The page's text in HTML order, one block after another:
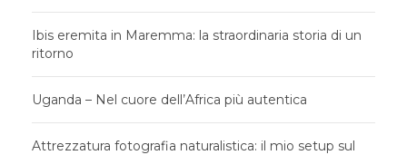
Ibis eremita in Maremma: la straordinaria storia di un
ritorno
Uganda – Nel cuore dell’Africa più autentica
Attrezzatura fotografia naturalistica: il mio setup sul